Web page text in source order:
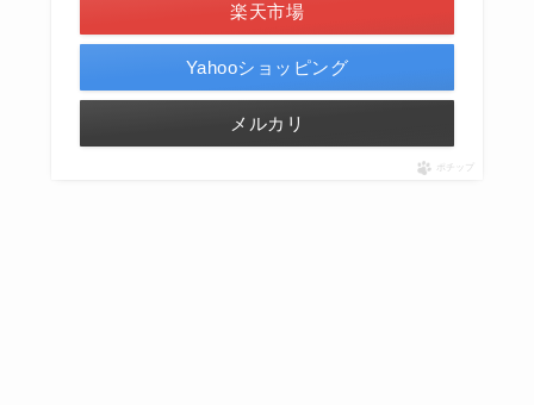
楽天市場
Yahooショッピング
メルカリ
ポチップ